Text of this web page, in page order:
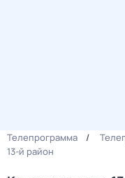
Телепрограмма
13-й район